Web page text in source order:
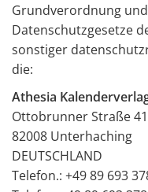
Grundverordnung
Datenschutzgesetze
sonstiger
die:
Athesia
Ottobrunner Straße 41
82008 Unterhaching
DEUTSCHLAND
Telefon.: +49 89 693